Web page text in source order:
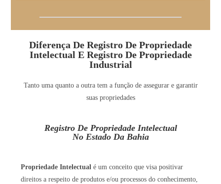
Diferença De Registro De Propriedade
Intelectual E Registro De Propriedade
Industrial
Tanto uma quanto a outra tem a função de assegurar e garantir
suas propriedades
Registro De Propriedade Intelectual
No Estado Da Bahia
Propriedade Intelectual é um conceito que visa positivar
direitos a respeito de produtos e/ou processos do conhecimento,